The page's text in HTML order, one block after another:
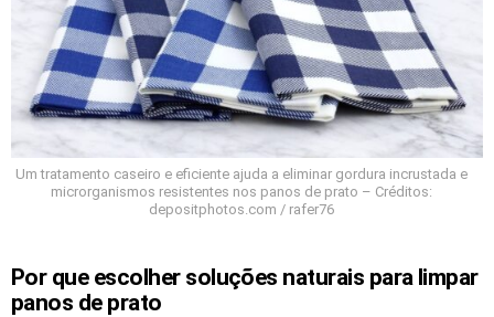
Um tratamento caseiro e eficiente ajuda a eliminar gordura incrustada e
microrganismos resistentes nos panos de prato – Créditos:
depositphotos.com / rafer76
Por que escolher soluções naturais para limpar
panos de prato